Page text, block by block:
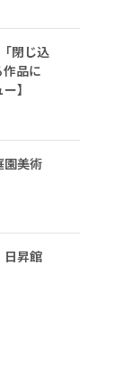
閉じ込
品に
】
美術
昇館